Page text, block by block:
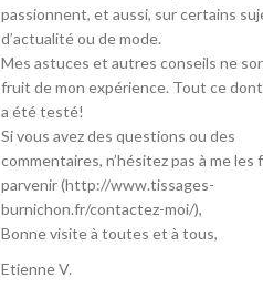
passionnent, et aussi, sur certains
d’actualité ou de mode.
Mes astuces et autres conseils ne
fruit de mon expérience. Tout ce
a été testé!
Si vous avez des questions ou des
commentaires, n’hésitez pas à me les
parvenir (http://www.tissages-
burnichon.fr/contactez-moi/),
Bonne visite à toutes et à tous,
Etienne V.